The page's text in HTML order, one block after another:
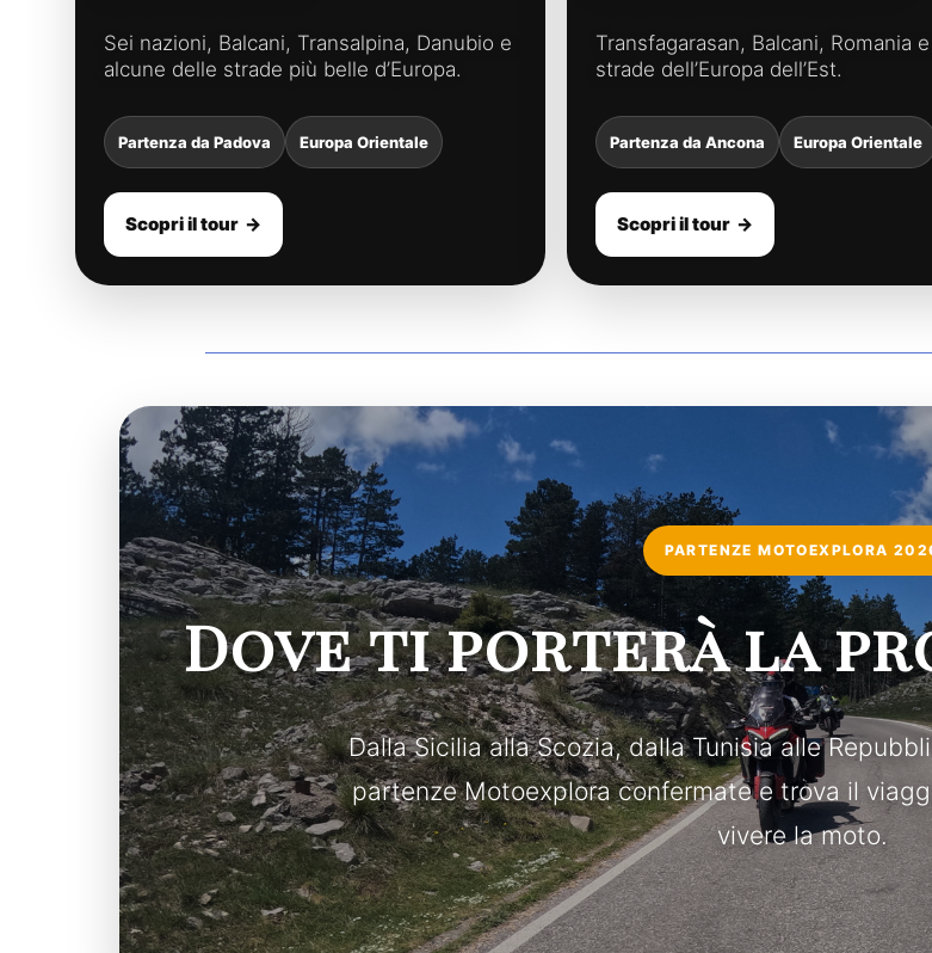
Sei nazioni, Balcani, Transalpina, Danubio e
alcune delle strade più belle d’Europa.
Partenza da Padova Europa Orientale
Scopri il tour
Transfagarasan, Balcani, Romania
strade dell’Europa dell’Est.
Partenza da Ancona Europa Orientale
Scopri il tour
PARTENZE MOTOEXPLORA
Dove ti porterà la
Dalla Sicilia alla Scozia, dalla Tunisia alle
partenze Motoexplora confermate e trova il
vivere la moto.